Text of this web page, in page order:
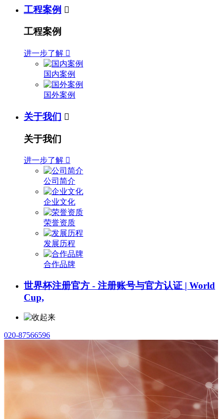
工程案例 
工程案例
进一步了解 
国内案例
国外案例
关于我们 
关于我们
进一步了解 
公司简介
企业文化
荣誉资质
发展历程
合作品牌
世界杯注册官方 - 注册账号与官方认证 | World
Cup,
020-87566596